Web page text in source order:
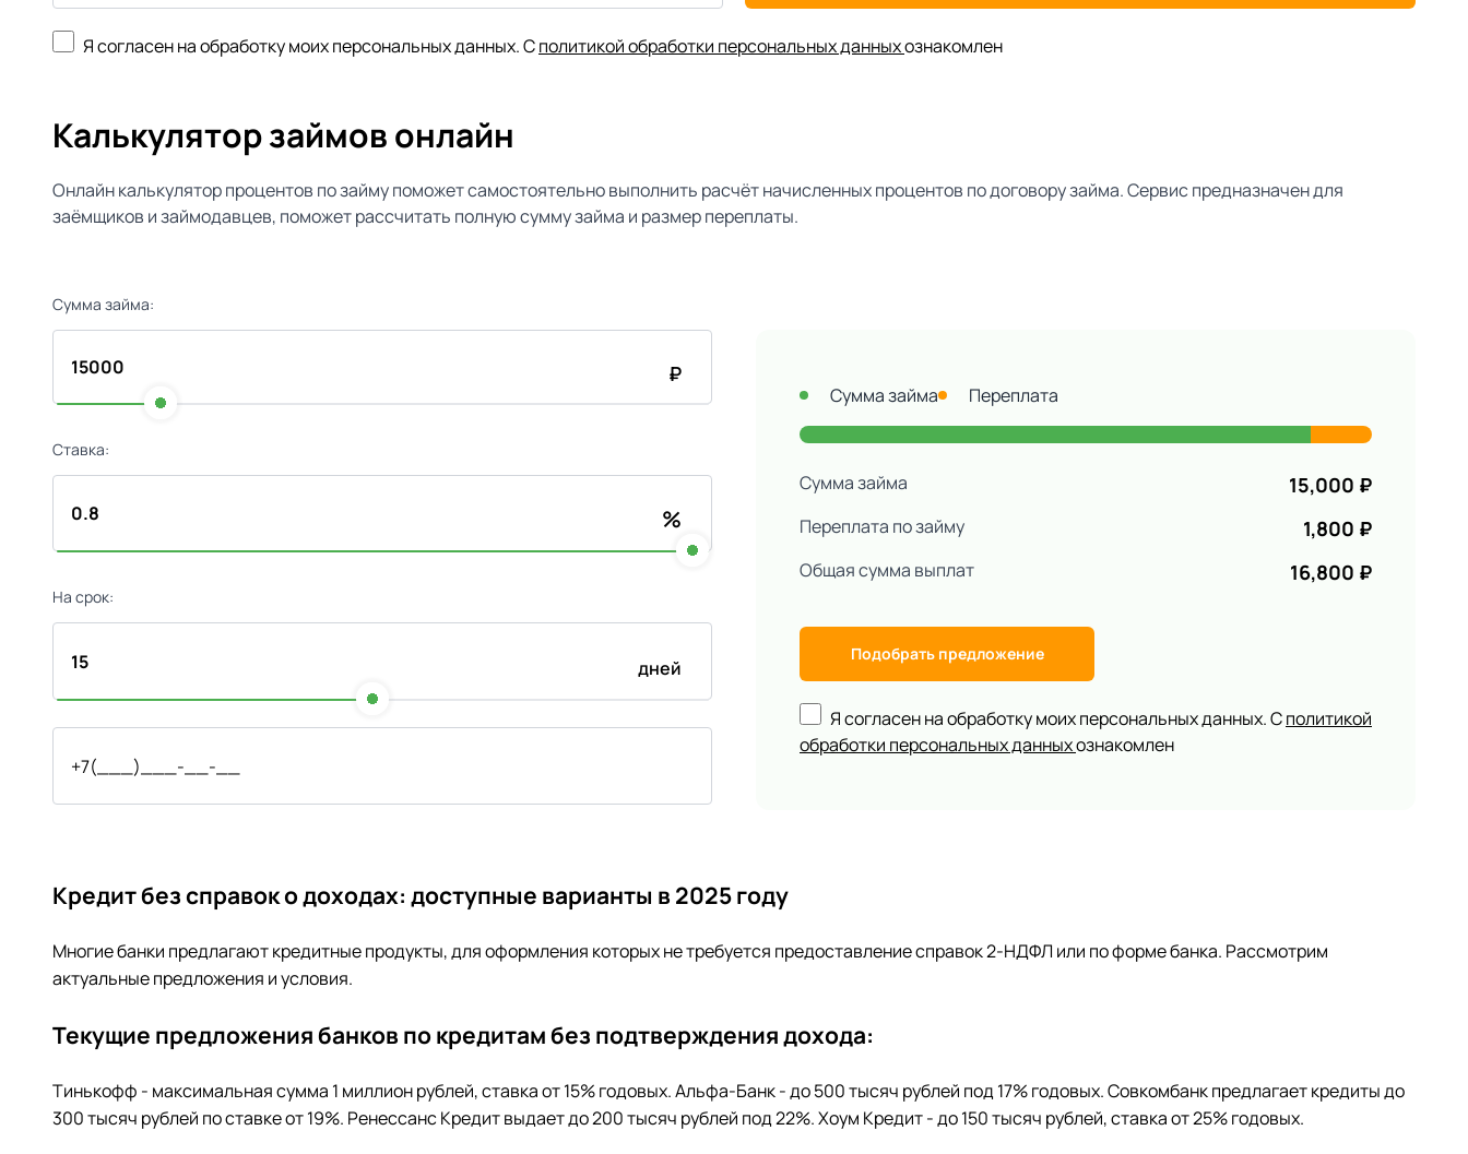
Я согласен на обработку моих персональных данных. Сполитикой обработки персональных данныхознакомлен
Калькулятор займов онлайн
Онлайн калькулятор процентов по займу поможет самостоятельно выполнить расчёт начисленных процентов по договору займа. Сервис предназначен для
заёмщиков и займодавцев, поможет рассчитать полную сумму займа и размер переплаты.
Сумма займа:
₽
Ставка:
%
На срок:
дней
Сумма займа Переплата
Сумма займа 15,000 ₽
Переплата по займу 1,800 ₽
Общая сумма выплат 16,800 ₽
Подобрать предложение
Я согласен на обработку моих персональных данных. Сполитикой
обработки персональных данныхознакомлен
Кредит без справок о доходах: доступные варианты в 2025 году
Многие банки предлагают кредитные продукты, для оформления которых не требуется предоставление справок 2-НДФЛ или по форме банка. Рассмотрим
актуальные предложения и условия.
Текущие предложения банков по кредитам без подтверждения дохода:
Тинькофф - максимальная сумма 1 миллион рублей, ставка от 15% годовых. Альфа-Банк - до 500 тысяч рублей под 17% годовых. Совкомбанк предлагает кредиты до
300 тысяч рублей по ставке от 19%. Ренессанс Кредит выдает до 200 тысяч рублей под 22%. Хоум Кредит - до 150 тысяч рублей, ставка от 25% годовых.